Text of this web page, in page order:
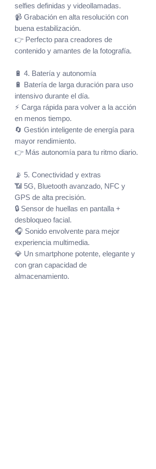
selfies definidas y videollamadas.
📹 Grabación en alta resolución con
buena estabilización.
👉 Perfecto para creadores de
contenido y amantes de la fotografía.
🔋 4. Batería y autonomía
🔋 Batería de larga duración para uso
intensivo durante el día.
⚡ Carga rápida para volver a la acción
en menos tiempo.
🔄 Gestión inteligente de energía para
mayor rendimiento.
👉 Más autonomía para tu ritmo diario.
📡 5. Conectividad y extras
📶 5G, Bluetooth avanzado, NFC y
GPS de alta precisión.
🔒 Sensor de huellas en pantalla +
desbloqueo facial.
🎧 Sonido envolvente para mejor
experiencia multimedia.
💎 Un smartphone potente, elegante y
con gran capacidad de
almacenamiento.